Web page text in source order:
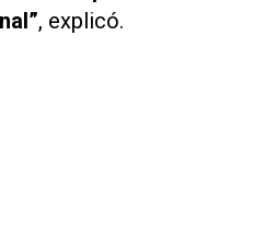
, explicó.